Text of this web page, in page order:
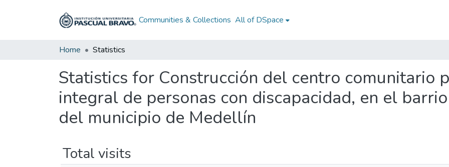
Communities & Collections All of DSpace
Home Statistics
Statistics for Construcción del centro comunitario
integral de personas con discapacidad, en el
del municipio de Medellín
Total visits